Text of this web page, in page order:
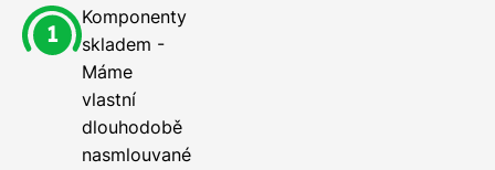
Komponenty
skladem -
Máme
vlastní
dlouhodobě
nasmlouvané